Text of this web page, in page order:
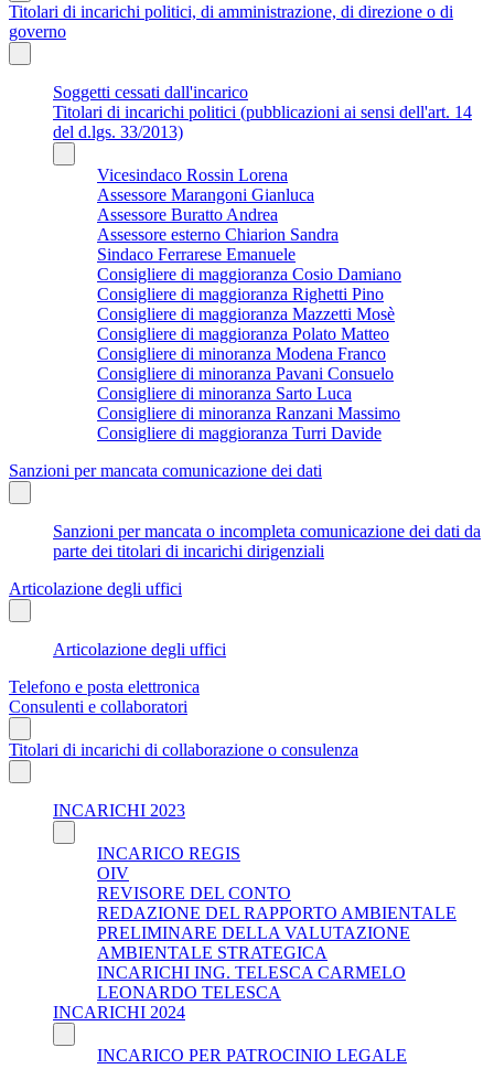
Titolari di incarichi politici, di amministrazione, di direzione o di
governo
Soggetti cessati dall'incarico
Titolari di incarichi politici (pubblicazioni ai sensi dell'art. 14
del d.lgs. 33/2013)
Vicesindaco Rossin Lorena
Assessore Marangoni Gianluca
Assessore Buratto Andrea
Assessore esterno Chiarion Sandra
Sindaco Ferrarese Emanuele
Consigliere di maggioranza Cosio Damiano
Consigliere di maggioranza Righetti Pino
Consigliere di maggioranza Mazzetti Mosè
Consigliere di maggioranza Polato Matteo
Consigliere di minoranza Modena Franco
Consigliere di minoranza Pavani Consuelo
Consigliere di minoranza Sarto Luca
Consigliere di minoranza Ranzani Massimo
Consigliere di maggioranza Turri Davide
Sanzioni per mancata comunicazione dei dati
Sanzioni per mancata o incompleta comunicazione dei dati da
parte dei titolari di incarichi dirigenziali
Articolazione degli uffici
Articolazione degli uffici
Telefono e posta elettronica
Consulenti e collaboratori
Titolari di incarichi di collaborazione o consulenza
INCARICHI 2023
INCARICO REGIS
OIV
REVISORE DEL CONTO
REDAZIONE DEL RAPPORTO AMBIENTALE
PRELIMINARE DELLA VALUTAZIONE
AMBIENTALE STRATEGICA
INCARICHI ING. TELESCA CARMELO
LEONARDO TELESCA
INCARICHI 2024
INCARICO PER PATROCINIO LEGALE